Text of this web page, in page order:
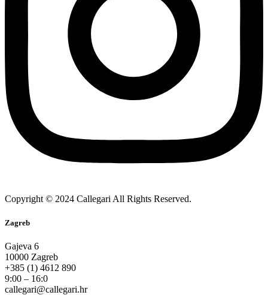
Copyright © 2024 Callegari All Rights Reserved.
Zagreb
Gajeva 6
10000 Zagreb
+385 (1) 4612 890
9:00 – 16:0
callegari@callegari.hr